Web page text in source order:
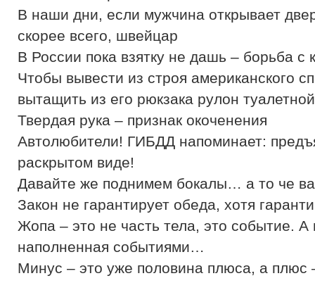
В наши дни, если мужчина открывает
скорее всего, швейцар
В России пока взятку не дашь – борьба с
Чтобы вывести из строя американского
вытащить из его рюкзака рулон
Твердая рука – признак окоченения
Автолюбители! ГИБДД напоминает:
раскрытом виде!
Давайте же поднимем бокалы… а то че
Закон не гарантирует обеда, хотя
Жопа – это не часть тела, это событие.
наполненная событиями…
Минус – это уже половина плюса, а плюс